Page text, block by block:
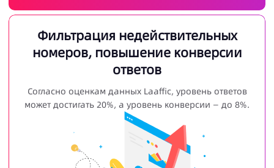
Фильтрация недействительных
номеров, повышение конверсии
ответов
Согласно оценкам данных Laaffic, уровень ответов
может достигать 20%, а уровень конверсии — до 8%.